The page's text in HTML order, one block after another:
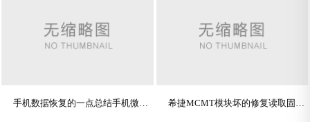
手机数据恢复的一点总结手机微信提取 希捷MCMT模块坏的修复读取固件报MCMT错全盘坏道